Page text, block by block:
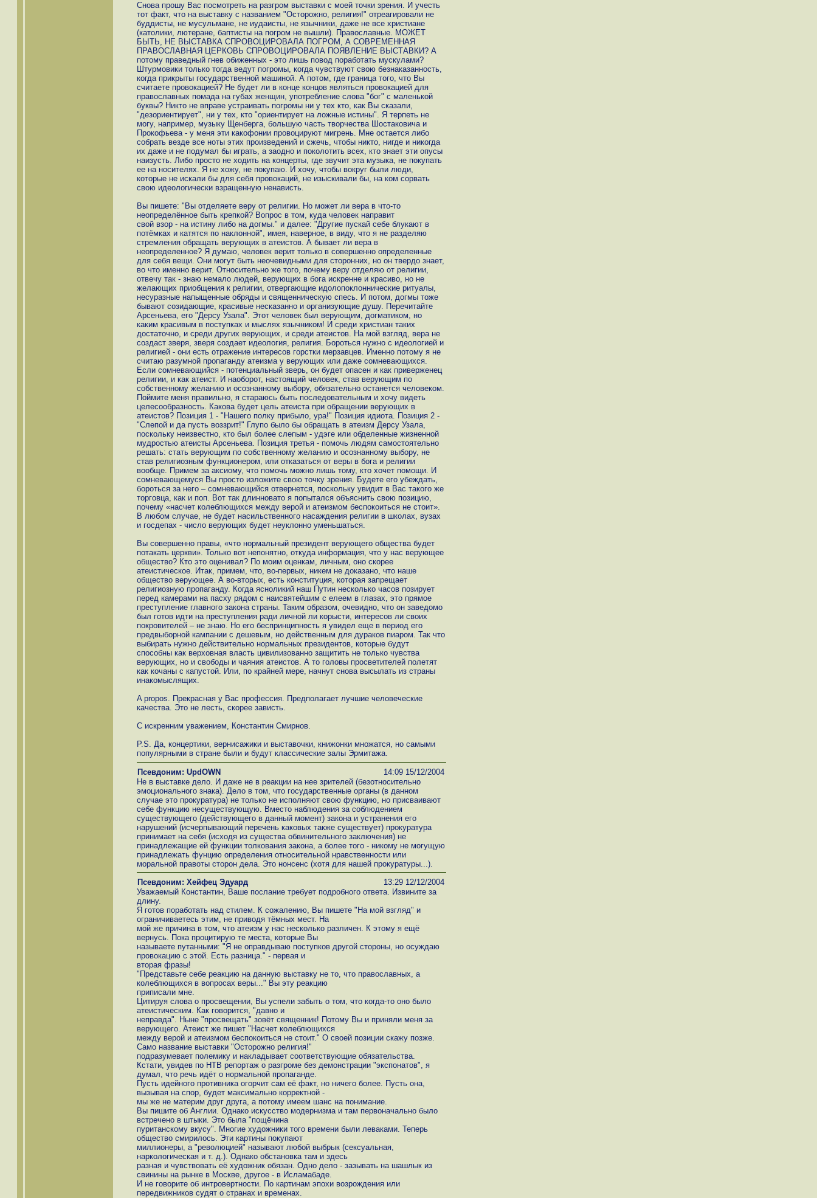
Снова прошу Вас посмотреть на разгром выставки с моей точки зрения. И учесть
тот факт, что на выставку с названием "Осторожно, религия!" отреагировали не
буддисты, не мусульмане, не иудаисты, не язычники, даже не все христиане
(католики, лютеране, баптисты на погром не вышли). Православные. МОЖЕТ
БЫТЬ, НЕ ВЫСТАВКА СПРОВОЦИРОВАЛА ПОГРОМ, А СОВРЕМЕННАЯ
ПРАВОСЛАВНАЯ ЦЕРКОВЬ СПРОВОЦИРОВАЛА ПОЯВЛЕНИЕ ВЫСТАВКИ? А
потому праведный гнев обиженных - это лишь повод поработать мускулами?
Штурмовики только тогда ведут погромы, когда чувствуют свою безнаказанность,
когда прикрыты государственной машиной. А потом, где граница того, что Вы
считаете провокацией? Не будет ли в конце концов являться провокацией для
православных помада на губах женщин, употребление слова "бог" с маленькой
буквы? Никто не вправе устраивать погромы ни у тех кто, как Вы сказали,
"дезориентирует", ни у тех, кто "ориентирует на ложные истины". Я терпеть не
могу, например, музыку Щенберга, большую часть творчества Шостаковича и
Прокофьева - у меня эти какофонии провоцируют мигрень. Мне остается либо
собрать везде все ноты этих произведений и сжечь, чтобы никто, нигде и никогда
их даже и не подумал бы играть, а заодно и поколотить всех, кто знает эти опусы
наизусть. Либо просто не ходить на концерты, где звучит эта музыка, не покупать
ее на носителях. Я не хожу, не покупаю. И хочу, чтобы вокруг были люди,
которые не искали бы для себя провокаций, не изыскивали бы, на ком сорвать
свою идеологически взращенную ненависть.
Вы пишете: "Вы отделяете веру от религии. Но может ли вера в что-то
неопределённое быть крепкой? Вопрос в том, куда человек направит
свой взор - на истину либо на догмы." и далее: "Другие пускай себе блукают в
потёмках и катятся по наклонной", имея, наверное, в виду, что я не разделяю
стремления обращать верующих в атеистов. А бывает ли вера в
неопределенное? Я думаю, человек верит только в совершенно определенные
для себя вещи. Они могут быть неочевидными для сторонних, но он твердо знает,
во что именно верит. Относительно же того, почему веру отделяю от религии,
отвечу так - знаю немало людей, верующих в бога искренне и красиво, но не
желающих приобщения к религии, отвергающие идолопоклоннические ритуалы,
несуразные напыщенные обряды и священническую спесь. И потом, догмы тоже
бывают созидающие, красивые несказанно и организующие душу. Перечитайте
Арсеньева, его "Дерсу Узала". Этот человек был верующим, догматиком, но
каким красивым в поступках и мыслях язычником! И среди христиан таких
достаточно, и среди других верующих, и среди атеистов. На мой взгляд, вера не
создаст зверя, зверя создает идеология, религия. Бороться нужно с идеологией и
религией - они есть отражение интересов горстки мерзавцев. Именно потому я не
считаю разумной пропаганду атеизма у верующих или даже сомневающихся.
Если сомневающийся - потенциальный зверь, он будет опасен и как приверженец
религии, и как атеист. И наоборот, настоящий человек, став верующим по
собственному желанию и осознанному выбору, обязательно останется человеком.
Поймите меня правильно, я стараюсь быть последовательным и хочу видеть
целесообразность. Какова будет цель атеиста при обращении верующих в
атеистов? Позиция 1 - "Нашего полку прибыло, ура!" Позиция идиота. Позиция 2 -
"Слепой и да пусть воззрит!" Глупо было бы обращать в атеизм Дерсу Узала,
поскольку неизвестно, кто был более слепым - удэге или обделенные жизненной
мудростью атеисты Арсеньева. Позиция третья - помочь людям самостоятельно
решать: стать верующим по собственному желанию и осознанному выбору, не
став религиозным функционером, или отказаться от веры в бога и религии
вообще. Примем за аксиому, что помочь можно лишь тому, кто хочет помощи. И
сомневающемуся Вы просто изложите свою точку зрения. Будете его убеждать,
бороться за него – сомневающийся отвернется, поскольку увидит в Вас такого же
торговца, как и поп. Вот так длинновато я попытался объяснить свою позицию,
почему «насчет колеблющихся между верой и атеизмом беспокоиться не стоит».
В любом случае, не будет насильственного насаждения религии в школах, вузах
и госдепах - число верующих будет неуклонно уменьшаться.
Вы совершенно правы, «что нормальный президент верующего общества будет
потакать церкви». Только вот непонятно, откуда информация, что у нас верующее
общество? Кто это оценивал? По моим оценкам, личным, оно скорее
атеистическое. Итак, примем, что, во-первых, никем не доказано, что наше
общество верующее. А во-вторых, есть конституция, которая запрещает
религиозную пропаганду. Когда ясноликий наш Путин несколько часов позирует
перед камерами на пасху рядом с наисвятейшим с елеем в глазах, это прямое
преступление главного закона страны. Таким образом, очевидно, что он заведомо
был готов идти на преступления ради личной ли корысти, интересов ли своих
покровителей – не знаю. Но его беспринципность я увидел еще в период его
предвыборной кампании с дешевым, но действенным для дураков пиаром. Так что
выбирать нужно действительно нормальных президентов, которые будут
способны как верховная власть цивилизованно защитить не только чувства
верующих, но и свободы и чаяния атеистов. А то головы просветителей полетят
как кочаны с капустой. Или, по крайней мере, начнут снова высылать из страны
инакомыслящих.
A propos. Прекрасная у Вас профессия. Предполагает лучшие человеческие
качества. Это не лесть, скорее зависть.
С искренним уважением, Константин Смирнов.
P.S. Да, концертики, вернисажики и выставочки, книжонки множатся, но самыми
популярными в стране были и будут классические залы Эрмитажа.
Псевдоним: UpdOWN
14:09 15/12/2004
Не в выставке дело. И даже не в реакции на нее зрителей (безотносительно
эмоционального знака). Дело в том, что государственные органы (в данном
случае это прокуратура) не только не исполняют свою функцию, но присваивают
себе функцию несуществующую. Вместо наблюдения за соблюдением
существующего (действующего в данный момент) закона и устранения его
нарушений (исчерпывающий перечень каковых также существует) прокуратура
принимает на себя (исходя из существа обвинительного заключения) не
принадлежащие ей функции толкования закона, а более того - никому не могущую
принадлежать фунцию определения относительной нравственности или
моральной правоты сторон дела. Это нонсенс (хотя для нашей прокуратуры...).
Псевдоним: Хейфец Эдуард
13:29 12/12/2004
Уважаемый Константин, Ваше послание требует подробного ответа. Извините за
длину.
Я готов поработать над стилем. К сожалению, Вы пишете "На мой взгляд" и
ограничиваетесь этим, не приводя тёмных мест. На
мой же причина в том, что атеизм у нас несколько различен. К этому я ещё
вернусь. Пока процитирую те места, которые Вы
называете путанными: "Я не оправдываю поступков другой стороны, но осуждаю
провокацию с этой. Есть разница." - первая и
вторая фразы!
"Представьте себе реакцию на данную выставку не то, что православных, а
колеблющихся в вопросах веры..." Вы эту реакцию
приписали мне.
Цитируя слова о просвещении, Вы успели забыть о том, что когда-то оно было
атеистическим. Как говорится, "давно и
неправда". Ныне "просвещать" зовёт священник! Потому Вы и приняли меня за
верующего. Атеист же пишет "Насчет колеблющихся
между верой и атеизмом беспокоиться не стоит." О своей позиции скажу позже.
Само название выставки "Осторожно религия!"
подразумевает полемику и накладывает соответствующие обязательства.
Кстати, увидев по НТВ репортаж о разгроме без демонстрации "экспонатов", я
думал, что речь идёт о нормальной пропаганде.
Пусть идейного противника огорчит сам её факт, но ничего более. Пусть она,
вызывая на спор, будет максимально корректной -
мы же не материм друг друга, а потому имеем шанс на понимание.
Вы пишите об Англии. Однако искусство модернизма и там первоначально было
встречено в штыки. Это была "пощёчина
пуританскому вкусу". Многие художники того времени были леваками. Теперь
общество смирилось. Эти картины покупают
миллионеры, а "революцией" называют любой выбрык (сексуальная,
наркологическая и т. д.). Однако обстановка там и здесь
разная и чувствовать её художник обязан. Одно дело - зазывать на шашлык из
свинины на рынке в Москве, другое - в Исламабаде.
И не говорите об интровертности. По картинам эпохи возрождения или
передвижников судят о странах и временах.